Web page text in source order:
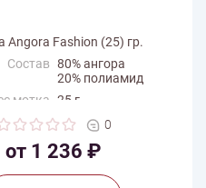
Angora Fashion (25) гр.
от 1 236 ₽
Состав 80% ангора
20% полиамид
мотка 25 г
нити 112 м
Schulana
0